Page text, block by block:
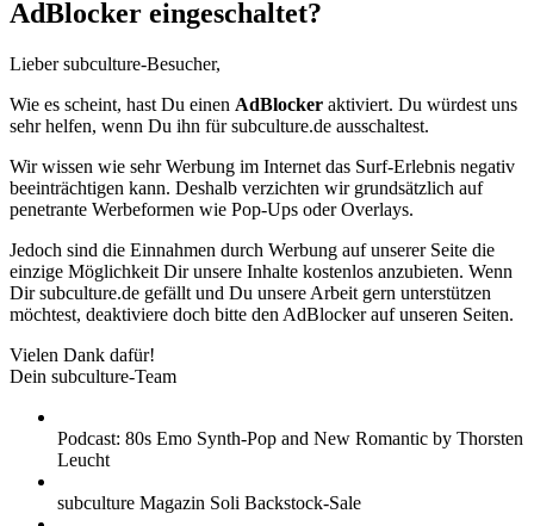
AdBlocker eingeschaltet?
Lieber subculture-Besucher,
Wie es scheint, hast Du einen AdBlocker aktiviert. Du würdest uns
sehr helfen, wenn Du ihn für subculture.de ausschaltest.
Wir wissen wie sehr Werbung im Internet das Surf-Erlebnis negativ
beeinträchtigen kann. Deshalb verzichten wir grundsätzlich auf
penetrante Werbeformen wie Pop-Ups oder Overlays.
Jedoch sind die Einnahmen durch Werbung auf unserer Seite die
einzige Möglichkeit Dir unsere Inhalte kostenlos anzubieten. Wenn
Dir subculture.de gefällt und Du unsere Arbeit gern unterstützen
möchtest, deaktiviere doch bitte den AdBlocker auf unseren Seiten.
Vielen Dank dafür!
Dein subculture-Team
Podcast: 80s Emo Synth-Pop and New Romantic by Thorsten
Leucht
subculture Magazin Soli Backstock-Sale